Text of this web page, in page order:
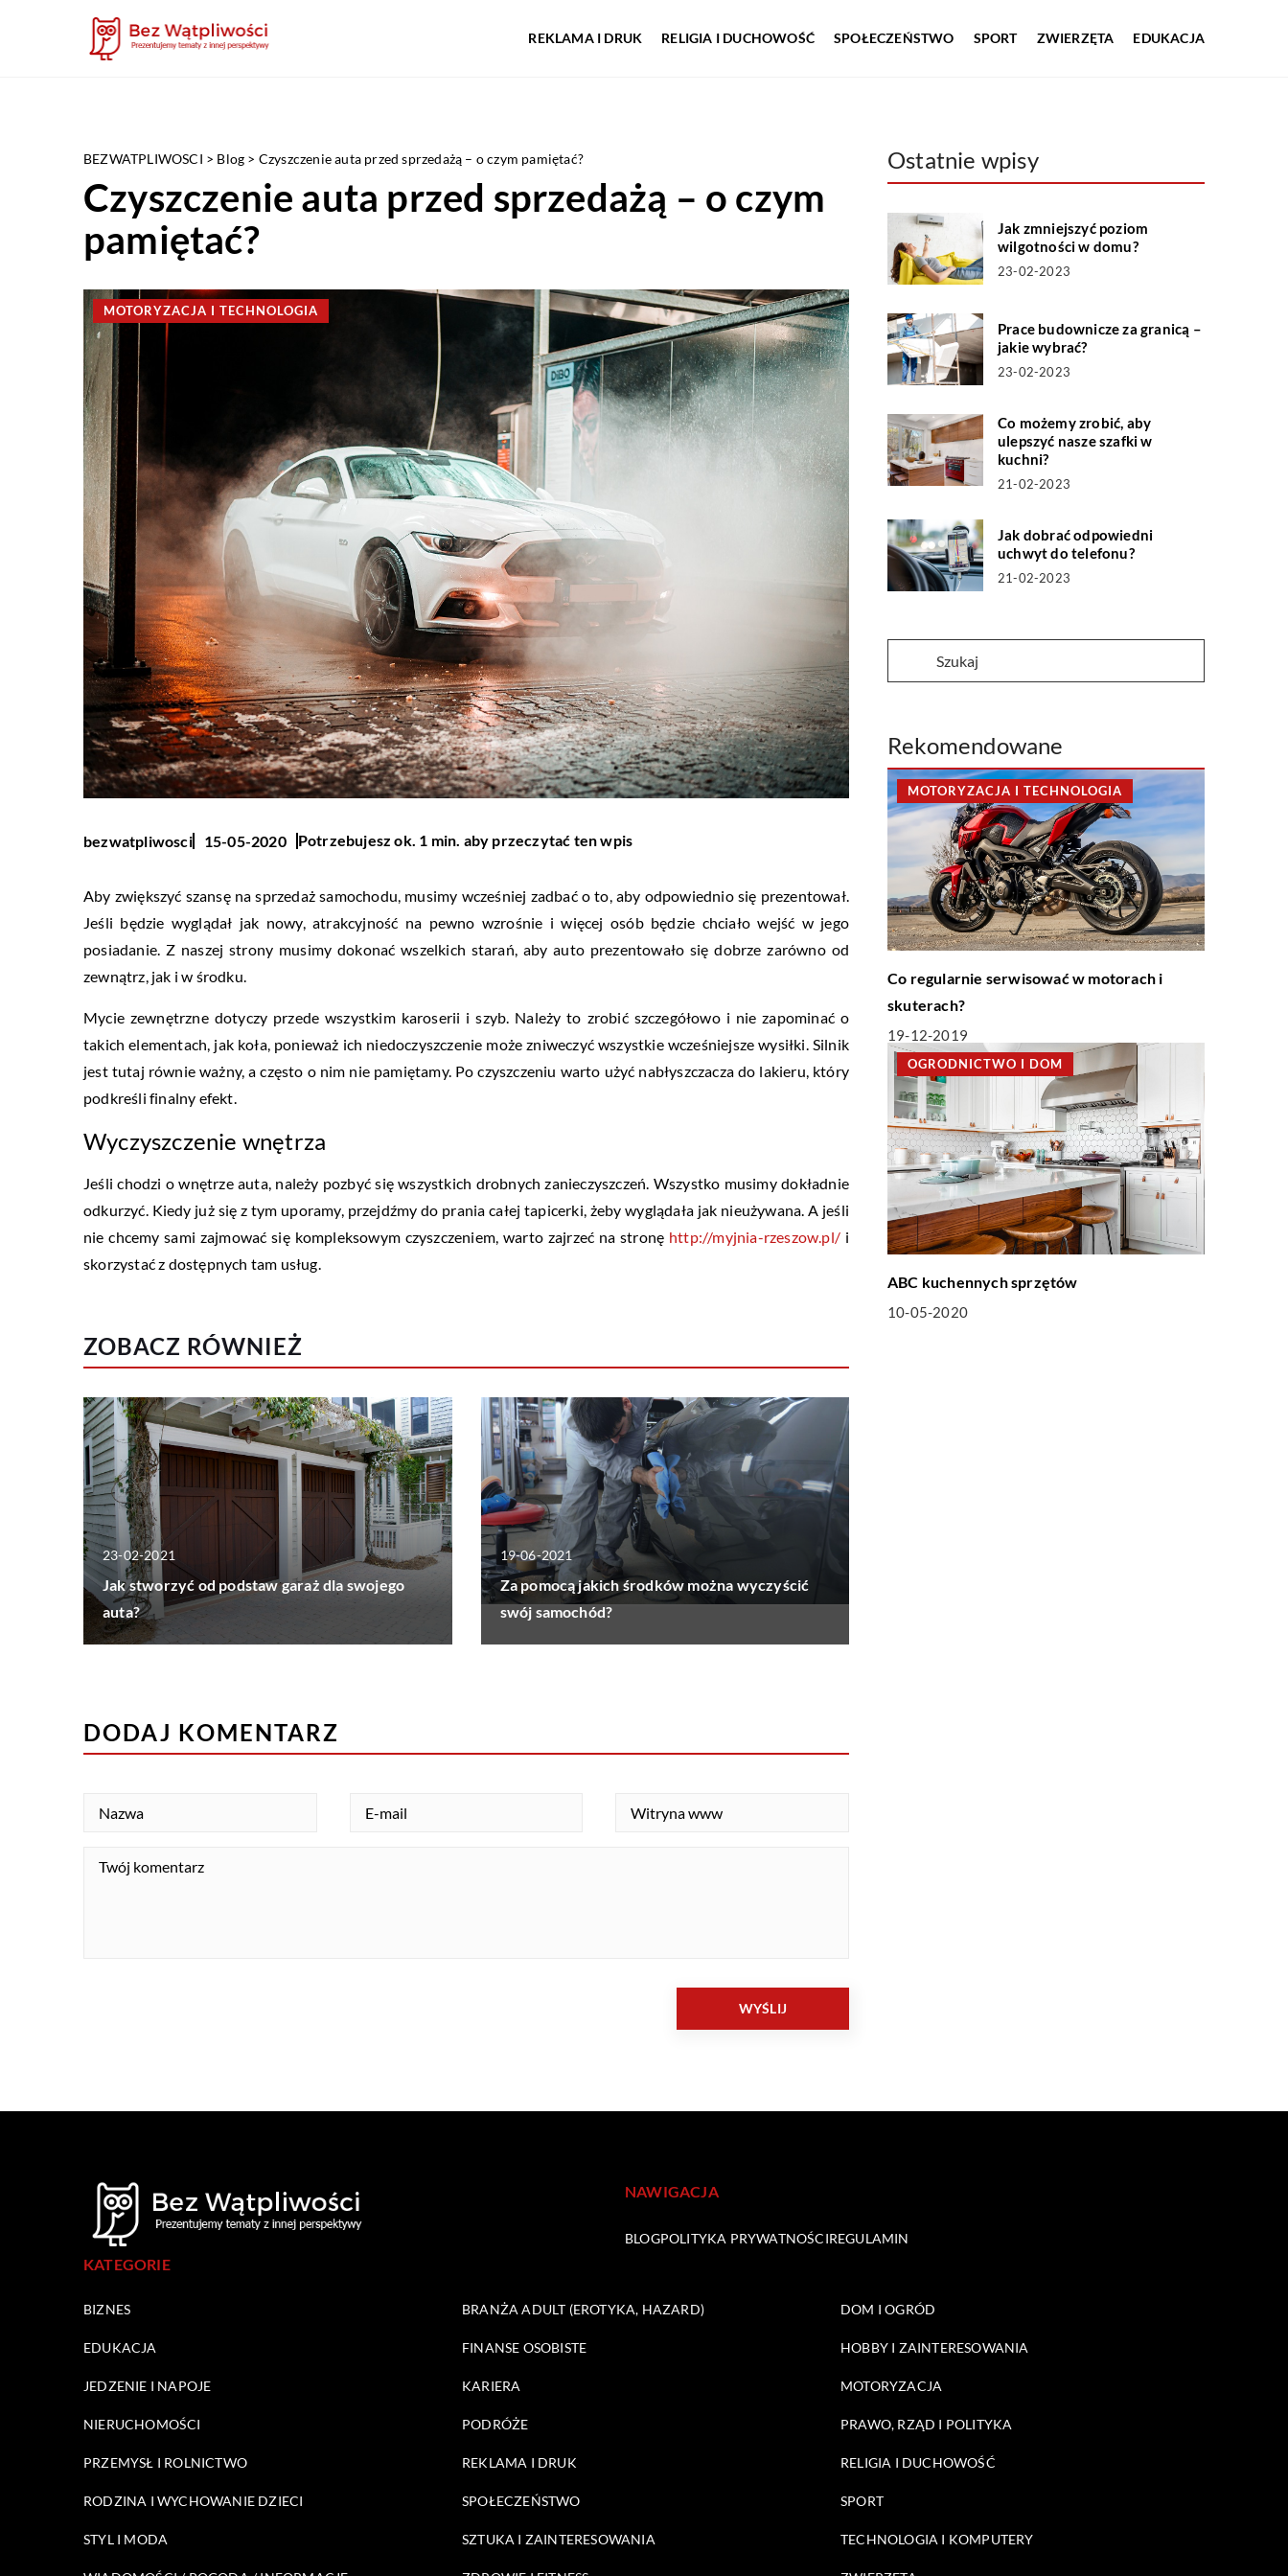
REKLAMA I DRUK RELIGIA I DUCHOWOŚĆ SPOŁECZEŃSTWO SPORT ZWIERZĘTA EDUKACJA
BEZWATPLIWOSCI > Blog > Czyszczenie auta przed sprzedażą – o czym pamiętać?
Czyszczenie auta przed sprzedażą – o czym
pamiętać?
MOTORYZACJA I TECHNOLOGIA
bezwatpliwosci 15-05-2020 Potrzebujesz ok. 1 min. aby przeczytać ten wpis
Aby zwiększyć szansę na sprzedaż samochodu, musimy wcześniej zadbać o to, aby odpowiednio się prezentował.
Jeśli będzie wyglądał jak nowy, atrakcyjność na pewno wzrośnie i więcej osób będzie chciało wejść w jego
posiadanie. Z naszej strony musimy dokonać wszelkich starań, aby auto prezentowało się dobrze zarówno od
zewnątrz, jak i w środku.
Mycie zewnętrzne dotyczy przede wszystkim karoserii i szyb. Należy to zrobić szczegółowo i nie zapominać o
takich elementach, jak koła, ponieważ ich niedoczyszczenie może zniweczyć wszystkie wcześniejsze wysiłki. Silnik
jest tutaj równie ważny, a często o nim nie pamiętamy. Po czyszczeniu warto użyć nabłyszczacza do lakieru, który
podkreśli finalny efekt.
Wyczyszczenie wnętrza
Jeśli chodzi o wnętrze auta, należy pozbyć się wszystkich drobnych zanieczyszczeń. Wszystko musimy dokładnie
odkurzyć. Kiedy już się z tym uporamy, przejdźmy do prania całej tapicerki, żeby wyglądała jak nieużywana. A jeśli
nie chcemy sami zajmować się kompleksowym czyszczeniem, warto zajrzeć na stronę http://myjnia-rzeszow.pl/ i
skorzystać z dostępnych tam usług.
ZOBACZ RÓWNIEŻ
23-02-2021
Jak stworzyć od podstaw garaż dla swojego
auta?
19-06-2021
Za pomocą jakich środków można wyczyścić
swój samochód?
Ostatnie wpisy
Jak zmniejszyć poziom
wilgotności w domu?
23-02-2023
Prace budownicze za granicą –
jakie wybrać?
23-02-2023
Co możemy zrobić, aby
ulepszyć nasze szafki w
kuchni?
21-02-2023
Jak dobrać odpowiedni
uchwyt do telefonu?
21-02-2023
Rekomendowane
MOTORYZACJA I TECHNOLOGIA
Co regularnie serwisować w motorach i
skuterach?
19-12-2019
OGRODNICTWO I DOM
ABC kuchennych sprzętów
10-05-2020
DODAJ KOMENTARZ
NAWIGACJA
BLOGPOLITYKA PRYWATNOŚCIREGULAMIN
KATEGORIE
BIZNES BRANŻA ADULT (EROTYKA, HAZARD) DOM I OGRÓD
EDUKACJA FINANSE OSOBISTE HOBBY I ZAINTERESOWANIA
JEDZENIE I NAPOJE KARIERA MOTORYZACJA
NIERUCHOMOŚCI PODRÓŻE PRAWO, RZĄD I POLITYKA
PRZEMYSŁ I ROLNICTWO REKLAMA I DRUK RELIGIA I DUCHOWOŚĆ
RODZINA I WYCHOWANIE DZIECI SPOŁECZEŃSTWO SPORT
STYL I MODA SZTUKA I ZAINTERESOWANIA TECHNOLOGIA I KOMPUTERY